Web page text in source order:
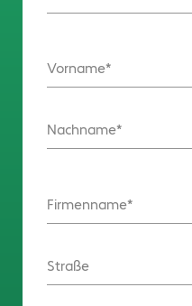
Vorname
Nachname
Firmenname
Straße